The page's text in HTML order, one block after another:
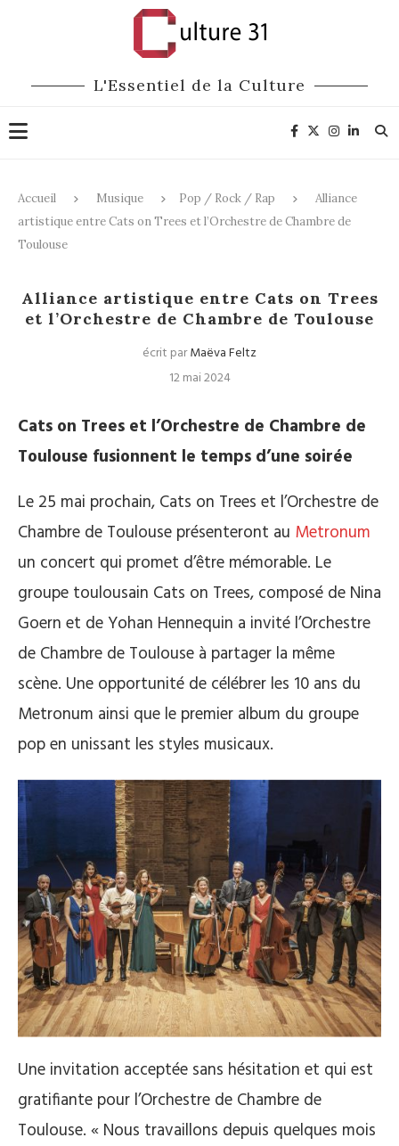
L'Essentiel de la Culture
Accueil Musique Pop / Rock / Rap
Alliance
artistique entre Cats on Trees et l’Orchestre de Chambre de
Toulouse
Alliance artistique entre Cats on Trees
et l’Orchestre de Chambre de Toulouse
écrit parMaëva Feltz
12 mai 2024
Cats on Trees et l’Orchestre de Chambre de
Toulouse fusionnent le temps d’une soirée
Le 25 mai prochain, Cats on Trees et l’Orchestre de
Chambre de Toulouse présenteront au Metronum
un concert qui promet d’être mémorable. Le
groupe toulousain Cats on Trees, composé de Nina
Goern et de Yohan Hennequin a invité l’Orchestre
de Chambre de Toulouse à partager la même
scène. Une opportunité de célébrer les 10 ans du
Metronum ainsi que le premier album du groupe
pop en unissant les styles musicaux.
Une invitation acceptée sans hésitation et qui est
gratifiante pour l’Orchestre de Chambre de
Toulouse. « Nous travaillons depuis quelques mois